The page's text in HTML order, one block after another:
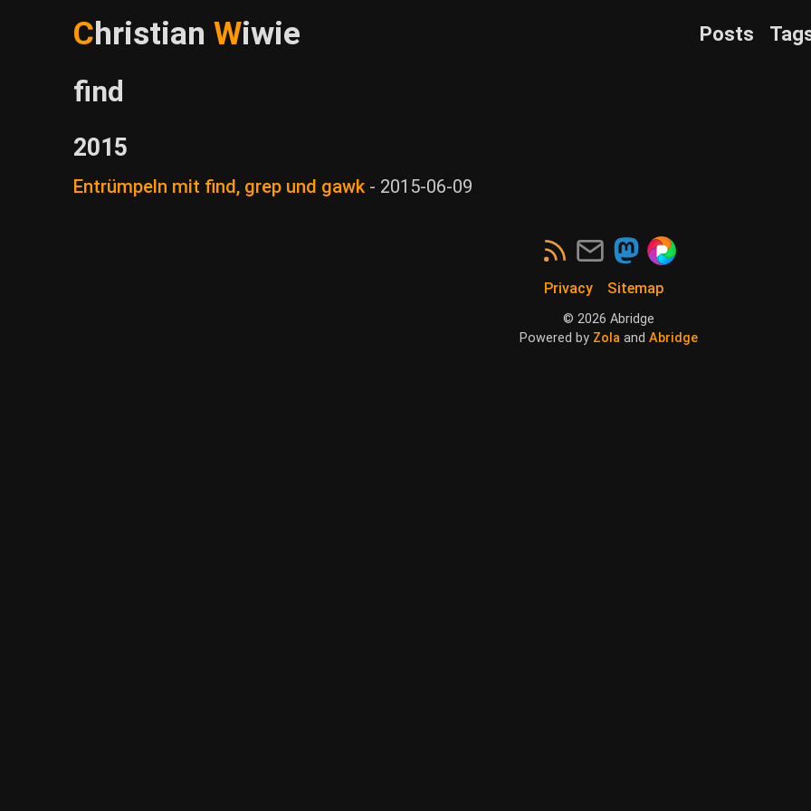
Christian Wiwie Posts
find
2015
Entrümpeln mit find, grep und gawk- 2015-06-09
Privacy Sitemap
© 2026 Abridge
Powered by Zola and Abridge